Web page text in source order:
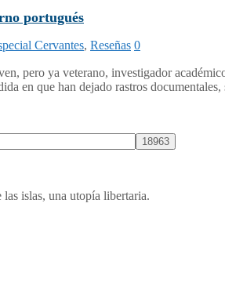
portugués
Cervantes, Reseñas 0
pero ya veterano, investigador
en que han dejado rastros
las islas, una utopía libertaria.